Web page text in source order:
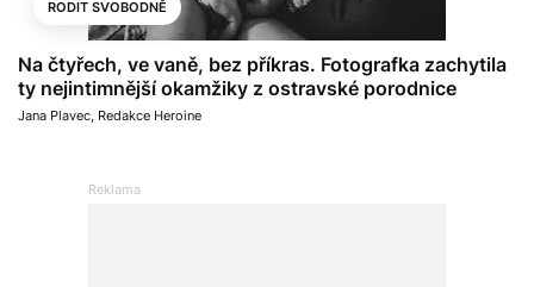
RODIT SVOBODNĚ
Na čtyřech, ve vaně, bez příkras. Fotografka zachytila
ty nejintimnější okamžiky z ostravské porodnice
Jana Plavec Redakce Heroine